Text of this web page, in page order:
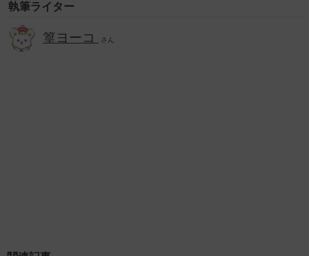
執筆ライター
篁ヨーコ さん